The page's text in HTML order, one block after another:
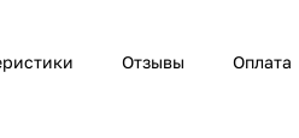
Отзывы Оплата